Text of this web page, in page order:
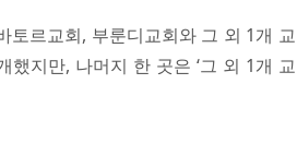
토르교회, 부룬디교회와 그 외 1개 교
지만, 나머지 한 곳은 ‘그 외 1개 교